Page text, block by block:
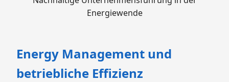
Energiewende
Energy Management und
betriebliche Effizienz